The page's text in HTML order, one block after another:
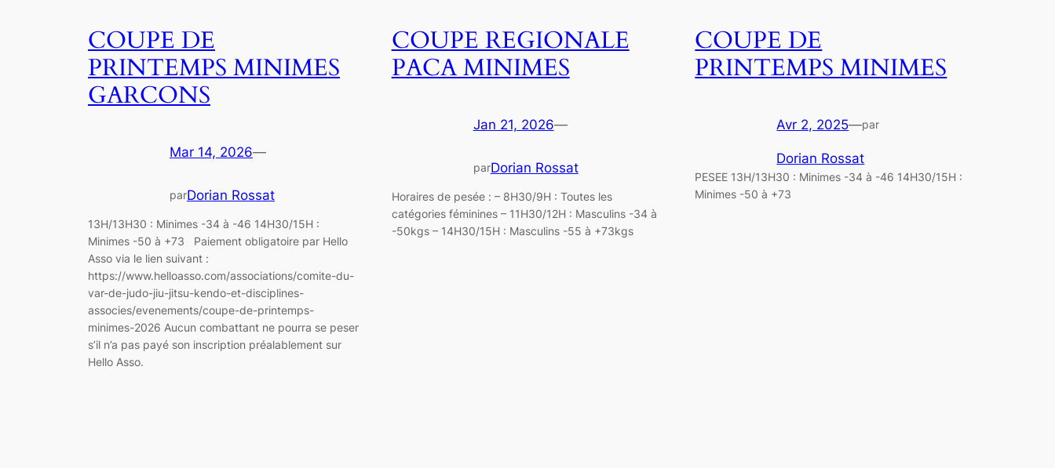
COUPE DE
PRINTEMPS MINIMES
GARCONS
Mar 14, 2026—
parDorian Rossat
13H/13H30 : Minimes -34 à -46 14H30/15H :
Minimes -50 à +73 Paiement obligatoire par Hello
Asso via le lien suivant :
https://www.helloasso.com/associations/comite-du-
var-de-judo-jiu-jitsu-kendo-et-disciplines-
associes/evenements/coupe-de-printemps-
minimes-2026 Aucun combattant ne pourra se peser
s’il n’a pas payé son inscription préalablement sur
Hello Asso.
COUPE REGIONALE
PACA MINIMES
Jan 21, 2026—
parDorian Rossat
Horaires de pesée : – 8H30/9H : Toutes les
catégories féminines – 11H30/12H : Masculins -34 à
-50kgs – 14H30/15H : Masculins -55 à +73kgs
COUPE DE
PRINTEMPS MINIMES
Avr 2, 2025—par
Dorian Rossat
PESEE 13H/13H30 : Minimes -34 à -46 14H30/15H :
Minimes -50 à +73